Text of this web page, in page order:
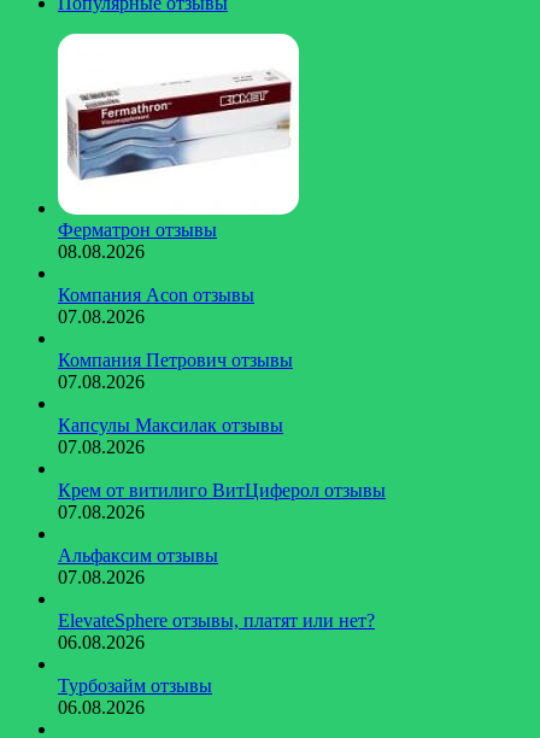
Ферматрон отзывы
08.08.2026
Компания Acon отзывы
07.08.2026
Компания Петрович отзывы
07.08.2026
Капсулы Максилак отзывы
07.08.2026
Крем от витилиго ВитЦиферол отзывы
07.08.2026
Альфаксим отзывы
07.08.2026
ElevateSphere отзывы, платят или нет?
06.08.2026
Турбозайм отзывы
06.08.2026